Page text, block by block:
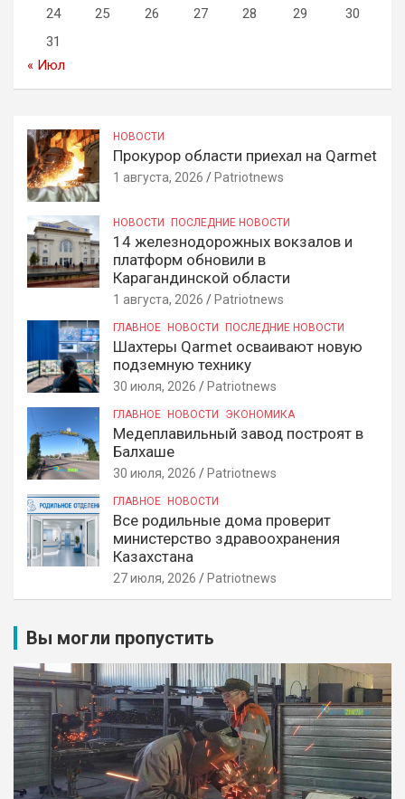
24 25 26 27 28 29
30
31
« Июл
НОВОСТИ
Прокурор области приехал на Qarmet
1 августа, 2026 Patriotnews
НОВОСТИ ПОСЛЕДНИЕ НОВОСТИ
14 железнодорожных вокзалов и
платформ обновили в
Карагандинской области
1 августа, 2026 Patriotnews
ГЛАВНОЕ НОВОСТИ ПОСЛЕДНИЕ НОВОСТИ
Шахтеры Qarmet осваивают новую
подземную технику
30 июля, 2026 Patriotnews
ГЛАВНОЕ НОВОСТИ ЭКОНОМИКА
Медеплавильный завод построят в
Балхаше
30 июля, 2026 Patriotnews
ГЛАВНОЕ НОВОСТИ
Все родильные дома проверит
министерство здравоохранения
Казахстана
27 июля, 2026 Patriotnews
Вы могли пропустить